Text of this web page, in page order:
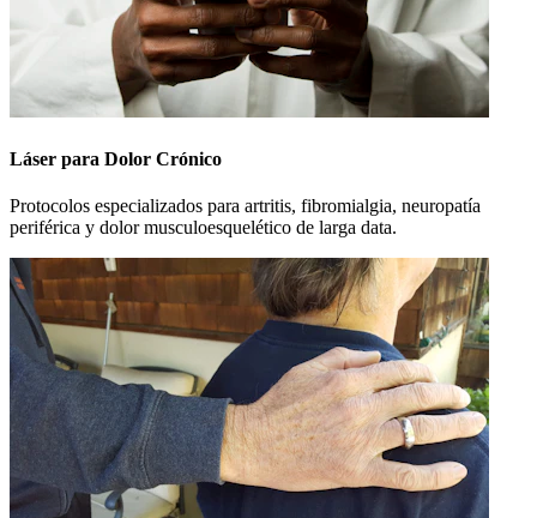
Láser para Dolor Crónico
Protocolos especializados para artritis, fibromialgia, neuropatía
periférica y dolor musculoesquelético de larga data.